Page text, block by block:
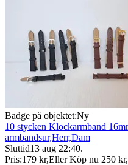
Badge på objektet:Ny
10 stycken Klockarmband
armbandsur,Herr,Dam
Sluttid13 aug 22:40.
Pris:179 kr,Eller Köp nu 250 kr,